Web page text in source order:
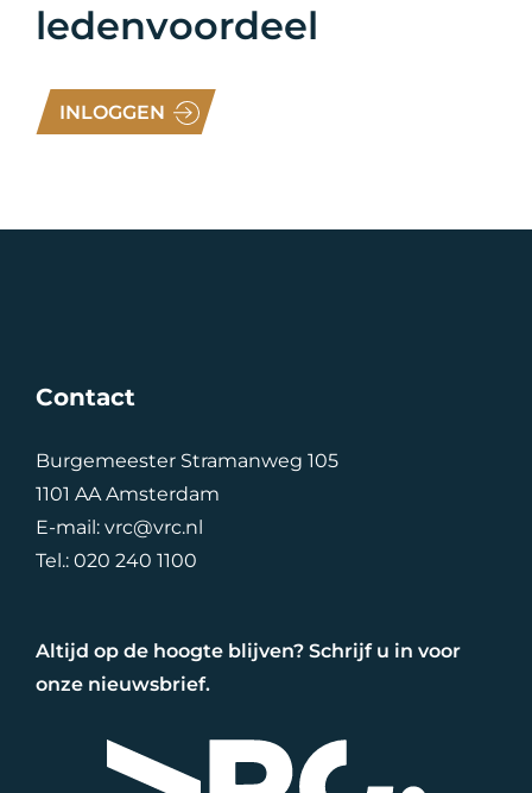
ledenvoordeel
INLOGGEN
Contact
Burgemeester Stramanweg 105
1101 AA Amsterdam
E-mail:vrc@vrc.nl
Tel.:020 240 1100
Altijd op de hoogte blijven? Schrijf u in voor
onze nieuwsbrief.